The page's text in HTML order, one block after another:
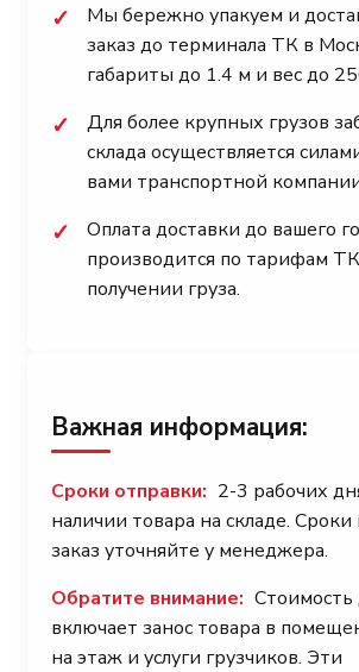
✓
Мы бережно упакуем и
заказ до терминала ТК в
габариты до 1.4 м и вес до
✓
Для более крупных грузов
склада осуществляется
вами транспортной
✓
Оплата доставки до вашего
производится по тарифам
получении груза.
Важная информация:
Сроки отправки: 2-3 рабочих
наличии товара на складе. Сроки
заказ уточняйте у менеджера.
Обратите внимание: Стоимость
включает занос товара в
на этаж и услуги грузчиков. Эти